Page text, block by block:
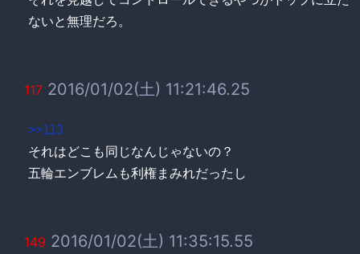
ないと無理だろ。
117 2016/01/02(土) 11:21:46.25
>>113
それはどこも同じなんじゃないの？
五輪エンブレムも利権まみれだったし
149 2016/01/02(土) 11:35:15.55